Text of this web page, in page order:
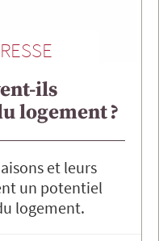
ils
logement ?
et leurs
un potentiel
logement.